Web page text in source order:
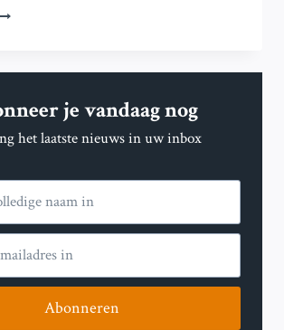
je vandaag nog
het laatste nieuws in uw inbox
Abonneren